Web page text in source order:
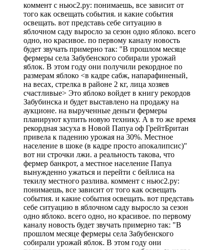
коммент с ньюс2.ру: понимаешь, все зависит от
того как освещать события. и какие события
освещать. вот представь себе ситуацию в
яблочном саду выросло за сезон одно яблоко. всего
одно, но красивое. по первому каналу новость
будет звучать примерно так: "В прошлом месяце
фермеры села Забубенского собирали урожай
яблок. В этом году они получили рекордное по
размерам яблоко <в кадре сабж, напарафиненый,
на весах, стрелка в районе 2 кг, лица хозяев
счастливые> Это яблоко войдет в книгу рекордов
Забубинска и будет выставлено на продажу на
аукционе. на вырученные деньги фермеры
планируют купить новую технику. А в то же время
рекордная засуха в Новой Папуа оф ГрейтБритан
привела к падению урожая на 30%. Местное
население в шоке (в кадре просто апокалипсис)"
вот ни строчки лжи. а реальность такова, что
фермер банкрот, а местное население Папуа
вынужденно ужаться и перейти с бейлиса на
текилу местного разлива. коммент с ньюс2.ру:
понимаешь, все зависит от того как освещать
события. и какие события освещать. вот представь
себе ситуацию в яблочном саду выросло за сезон
одно яблоко. всего одно, но красивое. по первому
каналу новость будет звучать примерно так: "В
прошлом месяце фермеры села Забубенского
собирали урожай яблок. В этом году они